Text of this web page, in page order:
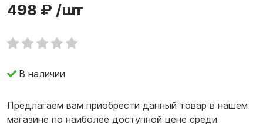
498 ₽ /шт
В наличии
Предлагаем вам приобрести данный товар в нашем
магазине по наиболее доступной цене среди